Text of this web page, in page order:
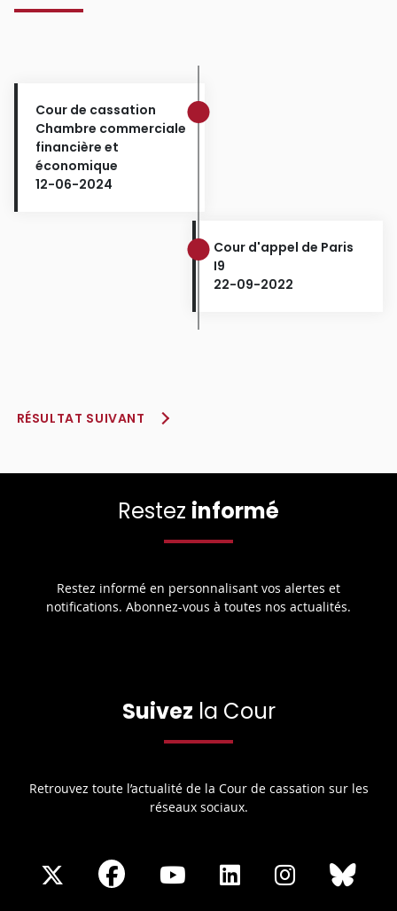
Cour de cassation
Chambre commerciale
financière et
économique
12-06-2024
Cour d'appel de Paris
I9
22-09-2022
RÉSULTAT SUIVANT
Restez informé
Restez informé en personnalisant vos alertes et
notifications. Abonnez-vous à toutes nos actualités.
Suivez la Cour
Retrouvez toute l’actualité de la Cour de cassation sur les
réseaux sociaux.
ShareShare
Share
Share
Share